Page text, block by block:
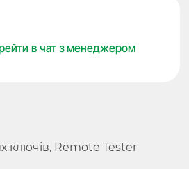
в чат з менеджером
ключів, Remote Tester